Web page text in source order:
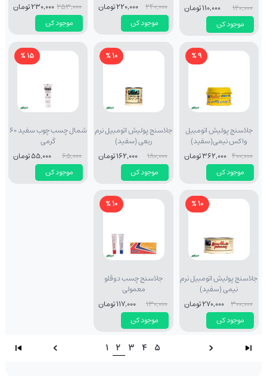
موجود کن
120,000 110,000 تومان
موجود کن
240,000 220,000 تومان
موجود کن
253,000 230,000 تومان
9 %
جلاسنج پولیش اتومبیل
واکس نیمی(سفید)
موجود کن
400,000 362,000 تومان
10 %
جلاسنج پولیش اتومبیل نرم
ربعی (سفید)
موجود کن
180,000 162,000 تومان
15 %
شمال چسب چوب سفید 60
گرمی
موجود کن
65,000 55,000 تومان
10 %
جلاسنج پولیش اتومبیل نرم
نیمی (سفید)
موجود کن
300,000 270,000 تومان
10 %
جلاسنج چسب دوقلو
معمولی
موجود کن
130,000 117,000 تومان
1 2 3 4 5